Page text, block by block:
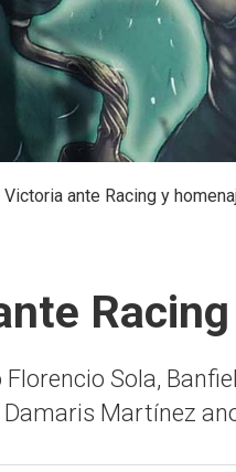
Victoria ante Racing y
Sola,
Martínez